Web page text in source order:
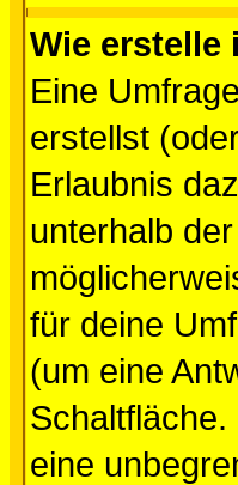
Wie erstelle
Eine
erstellst
Erlaubnis
unterhalb
für deine
(um eine
eine